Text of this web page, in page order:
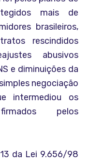
mais de
brasileiros,
rescindidos
abusivos
e diminuições da
negociação
intermediou os
pelos
da Lei 9.656/98